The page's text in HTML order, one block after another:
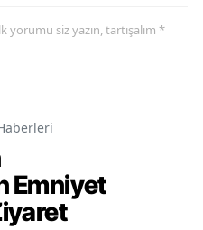
siz yazın, tartışalım *
Emniyet